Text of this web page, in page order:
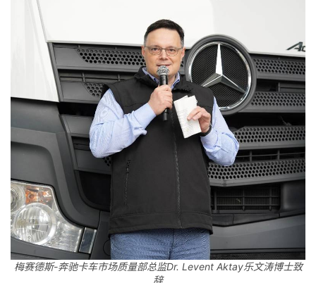
梅赛德斯-奔驰卡车市场质量部总监Dr. Levent Aktay乐文涛博士致
辞